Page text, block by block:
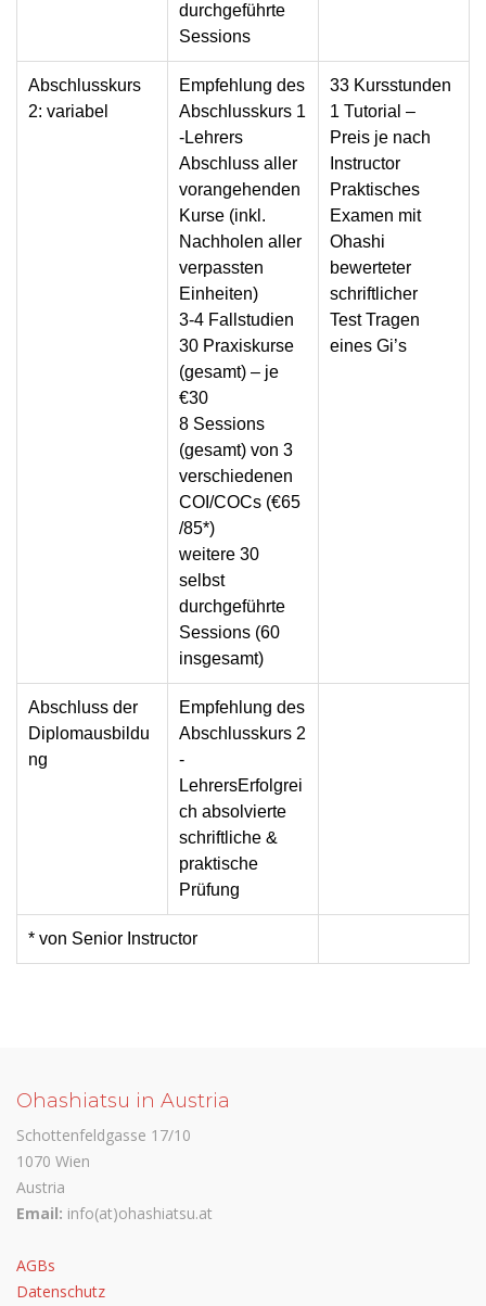
durchgeführte
Sessions
Abschlusskurs
2: variabel
Empfehlung des
Abschlusskurs 1
-Lehrers
Abschluss aller
vorangehenden
Kurse (inkl.
Nachholen aller
verpassten
Einheiten)
3-4 Fallstudien
30 Praxiskurse
(gesamt) – je
€30
8 Sessions
(gesamt) von 3
verschiedenen
COI/COCs (€65
/85*)
weitere 30
selbst
durchgeführte
Sessions (60
insgesamt)
33 Kursstunden
1 Tutorial –
Preis je nach
Instructor
Praktisches
Examen mit
Ohashi
bewerteter
schriftlicher
Test Tragen
eines Gi’s
Abschluss der
Diplomausbildu
ng
Empfehlung des
Abschlusskurs 2
-
LehrersErfolgrei
ch absolvierte
schriftliche &
praktische
Prüfung
* von Senior Instructor
Ohashiatsu in Austria
Schottenfeldgasse 17/10
1070 Wien
Austria
Email: info(at)ohashiatsu.at
AGBs
Datenschutz